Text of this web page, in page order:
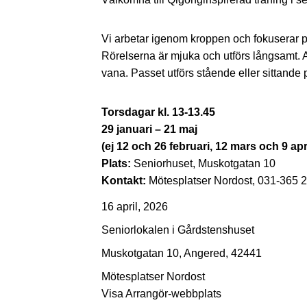
Vi arbetar igenom kroppen och fokuserar
Rörelserna är mjuka och utförs
vana. Passet utförs stående eller sittande
Torsdagar kl. 13-13.45
29 januari – 21 maj
(ej 12 och 26 februari, 12 mars och 9
Plats: Seniorhuset, Muskotgatan 10
Kontakt: Mötesplatser Nordost, 031-365
16 april, 2026
Seniorlokalen i Gårdstenshuset
Muskotgatan 10, Angered, 42441
Mötesplatser Nordost
Visa Arrangör-webbplats